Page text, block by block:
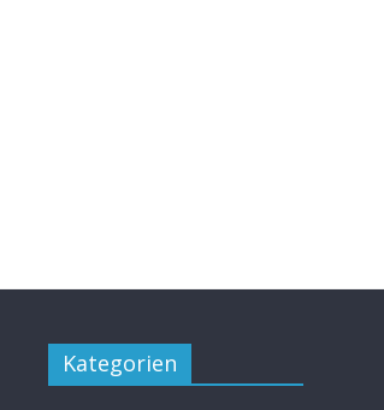
Kategorien